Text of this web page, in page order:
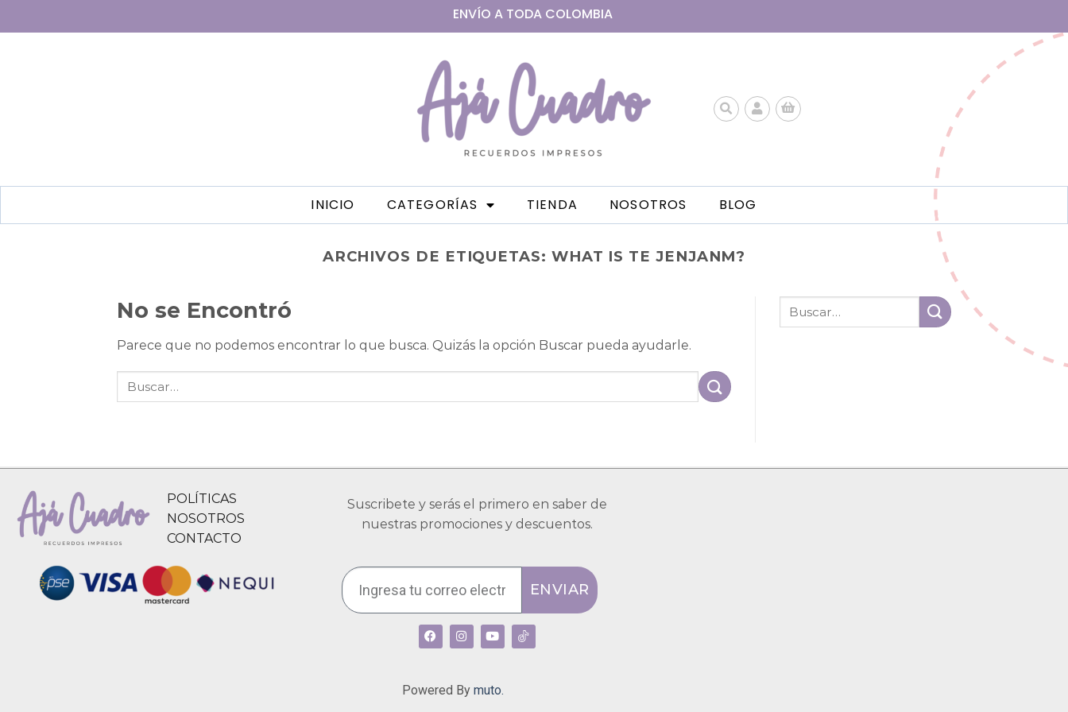
ENVÍO A TODA COLOMBIA
INICIO CATEGORÍAS TIENDA NOSOTROS BLOG
ARCHIVOS DE ETIQUETAS: WHAT IS TE JENJANM?
No se Encontró
Parece que no podemos encontrar lo que busca. Quizás la opción Buscar pueda ayudarle.
POLÍTICAS
NOSOTROS
CONTACTO
Suscribete y serás el primero en saber de
nuestras promociones y descuentos.
ENVIAR
Powered By muto.